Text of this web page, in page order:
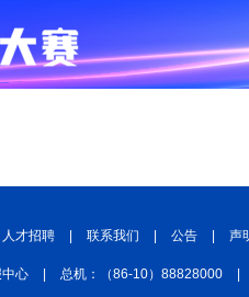
人才招聘 联系我们 公告 声
心 总机：（86-10）88828000